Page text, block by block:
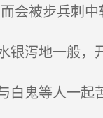
会被步兵刺中
泻地一般，
鬼等人一起